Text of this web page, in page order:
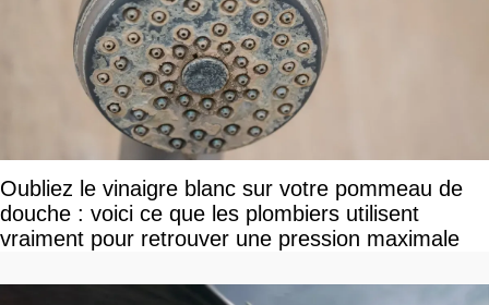
Oubliez le vinaigre blanc sur votre pommeau de
douche : voici ce que les plombiers utilisent
vraiment pour retrouver une pression maximale